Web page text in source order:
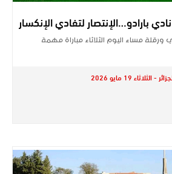
بارادو…الإنتصار لتفادي الإنكسار
18 فبراير في ورقلة مساء اليوم الثلاثاء مباراة مهمة